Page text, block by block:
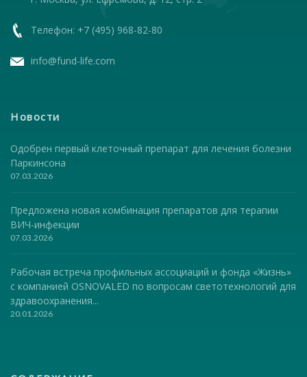
Телефон: +7 (495) 968-82-80
info@fund-life.com
Новости
Одобрен первый клеточный препарат для лечения болезни
Паркинсона
07.03.2026
Предложена новая комбинация препаратов для терапии
ВИЧ-инфекции
07.03.2026
Рабочая встреча профильных ассоциаций и фонда «Жизнь»
с компанией OSNOVALED по вопросам светотехнологий для
здравоохранения...
20.01.2026